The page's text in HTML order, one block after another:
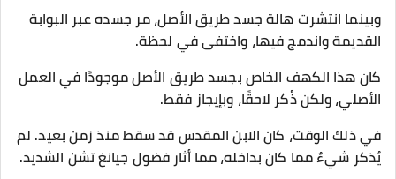
وبينما انتشرت هالة جسد طريق الأصل، مر جسده عبر البوابة
القديمة واندمج فيها، واختفى في لحظة.
كان هذا الكهف الخاص بجسد طريق الأصل موجودًا في العمل
الأصلي، ولكن ذُكر لاحقًا، وبإيجاز فقط.
في ذلك الوقت، كان الابن المقدس قد سقط منذ زمن بعيد. لم
يُذكر شيءٌ مما كان بداخله، مما أثار فضول جيانغ تشن الشديد.